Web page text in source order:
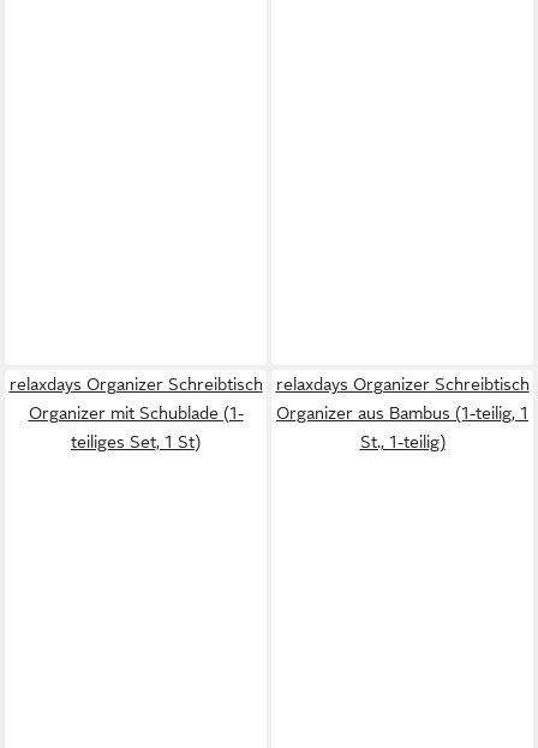
relaxdays Organizer Schreibtisch
Organizer mit Schublade (1-
teiliges Set, 1 St)
relaxdays Organizer Schreibtisch
Organizer aus Bambus (1-teilig, 1
St., 1-teilig)